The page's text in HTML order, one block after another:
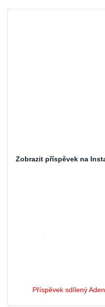
Zobrazit příspěvek na
Příspěvek sdílený